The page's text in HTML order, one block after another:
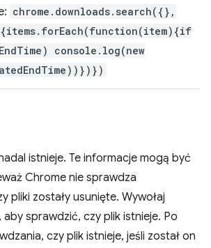
chrome.downloads.search({},
console.log(new
istnieje. Te informacje mogą być
Chrome nie sprawdza
pliki zostały usunięte. Wywołaj
aby sprawdzić, czy plik istnieje. Po
czy plik istnieje, jeśli został on